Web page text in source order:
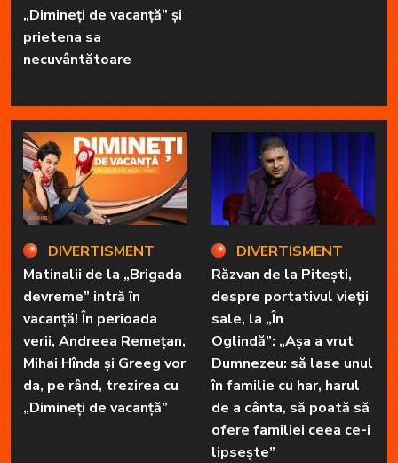
„Dimineți de vacanță” și
prietena sa
necuvântătoare
DIVERTISMENT
Matinalii de la „Brigada
devreme” intră în
vacanță! În perioada
verii, Andreea Remețan,
Mihai Hînda și Greeg vor
da, pe rând, trezirea cu
„Dimineți de vacanță”
DIVERTISMENT
Răzvan de la Pitești,
despre portativul vieții
sale, la „În
Oglindă”: „Așa a vrut
Dumnezeu: să lase unul
în familie cu har, harul
de a cânta, să poată să
ofere familiei ceea ce-i
lipsește”